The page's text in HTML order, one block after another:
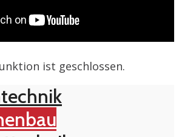
ist geschlossen.